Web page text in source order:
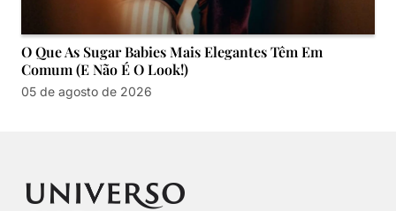
O Que As Sugar Babies Mais Elegantes Têm Em
Comum (e Não É O Look!)
05 de agosto de 2026